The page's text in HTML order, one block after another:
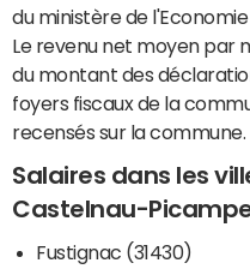
du ministère de
Le revenu net moyen par
du montant des
foyers fiscaux de la
recensés sur la commune.
Salaires dans les
Castelnau-
Fustignac (31430)